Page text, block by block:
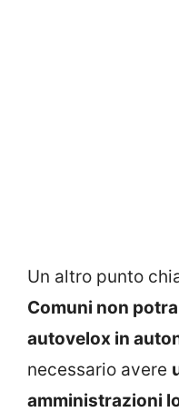
Un altro punto
Comuni non
autovelox in
necessario avere
amministrazioni